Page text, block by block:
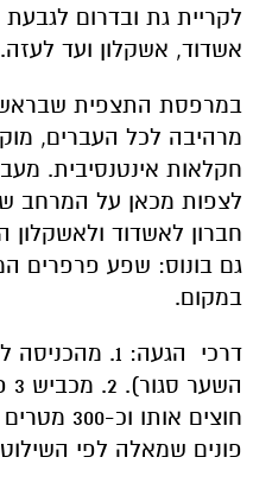
לקריית גת ובדרום
אשדוד, אשקלון ועד לעזה.
במרפסת התצפית
חקלאות אינטנסיבית.
לצפות מכאן על המרחב
חברון לאשדוד ולאשקלון
גם בונוס: שפע פרפרים
במקום.
דרכי הגעה: 1.
חוצים
פונים שמאלה לפי